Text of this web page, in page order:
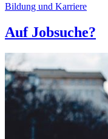
Bildung und Karriere
Auf Jobsuche?